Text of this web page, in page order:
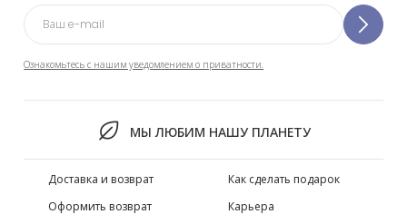
Ознакомьтесь с нашим уведомлением о приватности.
МЫ ЛЮБИМ НАШУ ПЛАНЕТУ
Доставка и возврат
Оформить возврат
Как сделать подарок
Карьера